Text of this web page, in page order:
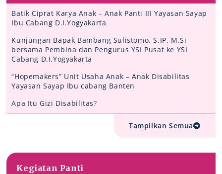
Batik Ciprat Karya Anak – Anak Panti III Yayasan Sayap
Ibu Cabang D.I.Yogyakarta
Kunjungan Bapak Bambang Sulistomo, S.IP, M.Si
bersama Pembina dan Pengurus YSI Pusat ke YSI
Cabang D.I.Yogyakarta
“Hopemakers” Unit Usaha Anak – Anak Disabilitas
Yayasan Sayap Ibu cabang Banten
Apa Itu Gizi Disabilitas?
Tampilkan Semua
Kegiatan Panti